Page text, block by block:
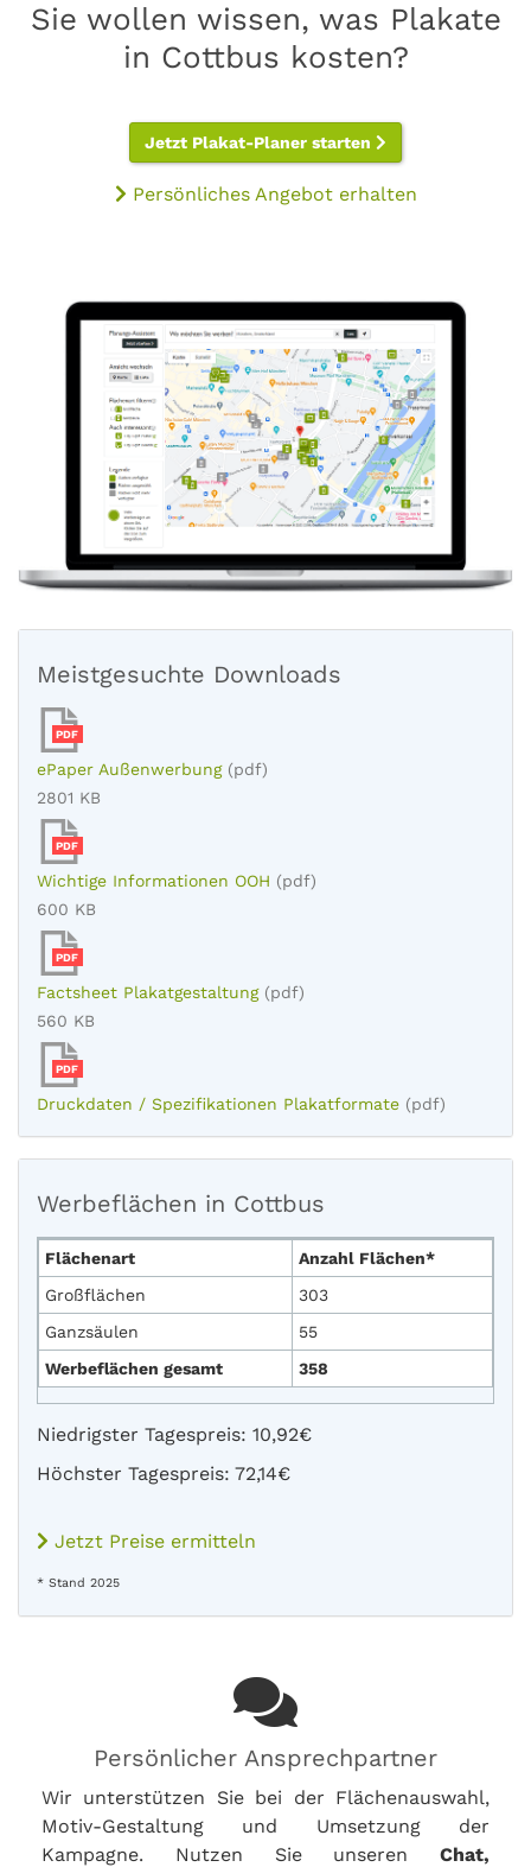
Sie wollen wissen, was Plakate
in Cottbus kosten?
Jetzt Plakat-Planer starten
Persönliches Angebot erhalten
Meistgesuchte Downloads
PDF
ePaper Außenwerbung (pdf)
2801 KB
PDF
Wichtige Informationen OOH (pdf)
600 KB
PDF
Factsheet Plakatgestaltung (pdf)
560 KB
PDF
Druckdaten / Spezifikationen Plakatformate (pdf)
Werbeflächen in Cottbus
Flächenart
Anzahl Flächen*
Großflächen
303
Ganzsäulen
55
Werbeflächen gesamt
358
Niedrigster Tagespreis: 10,92€
Höchster Tagespreis: 72,14€
Jetzt Preise ermitteln
* Stand 2025
Persönlicher Ansprechpartner
Wir unterstützen Sie bei der Flächenauswahl,
Motiv-Gestaltung und Umsetzung der
Kampagne. Nutzen Sie unseren Chat,